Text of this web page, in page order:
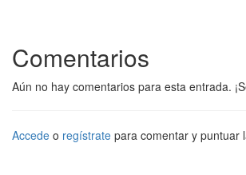
Comentarios
Aún no hay comentarios para esta entrada.
Accede o regístrate para comentar y puntuar